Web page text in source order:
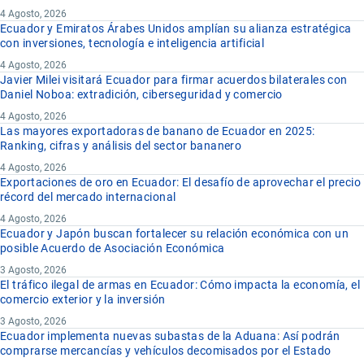
4 Agosto, 2026
Ecuador y Emiratos Árabes Unidos amplían su alianza estratégica
con inversiones, tecnología e inteligencia artificial
4 Agosto, 2026
Javier Milei visitará Ecuador para firmar acuerdos bilaterales con
Daniel Noboa: extradición, ciberseguridad y comercio
4 Agosto, 2026
Las mayores exportadoras de banano de Ecuador en 2025:
Ranking, cifras y análisis del sector bananero
4 Agosto, 2026
Exportaciones de oro en Ecuador: El desafío de aprovechar el precio
récord del mercado internacional
4 Agosto, 2026
Ecuador y Japón buscan fortalecer su relación económica con un
posible Acuerdo de Asociación Económica
3 Agosto, 2026
El tráfico ilegal de armas en Ecuador: Cómo impacta la economía, el
comercio exterior y la inversión
3 Agosto, 2026
Ecuador implementa nuevas subastas de la Aduana: Así podrán
comprarse mercancías y vehículos decomisados por el Estado